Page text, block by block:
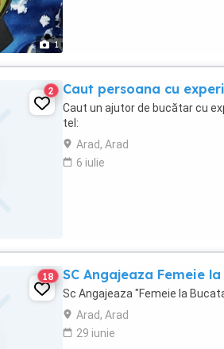
1
2 Caut persoana cu
Caut un ajutor de bucătar cu
tel:
Arad, Arad
6 iulie
18 SC Angajeaza Femeie
Sc Angajeaza "Femeie la
Arad, Arad
29 iunie